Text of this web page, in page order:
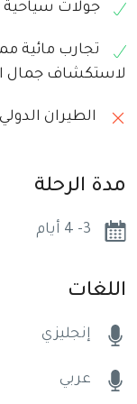
جولات
تجارب مائية
لاستكشاف جمال
الطيران
مدة الرحلة
3- 4 أيام
اللغات
إنجليزي
عربي